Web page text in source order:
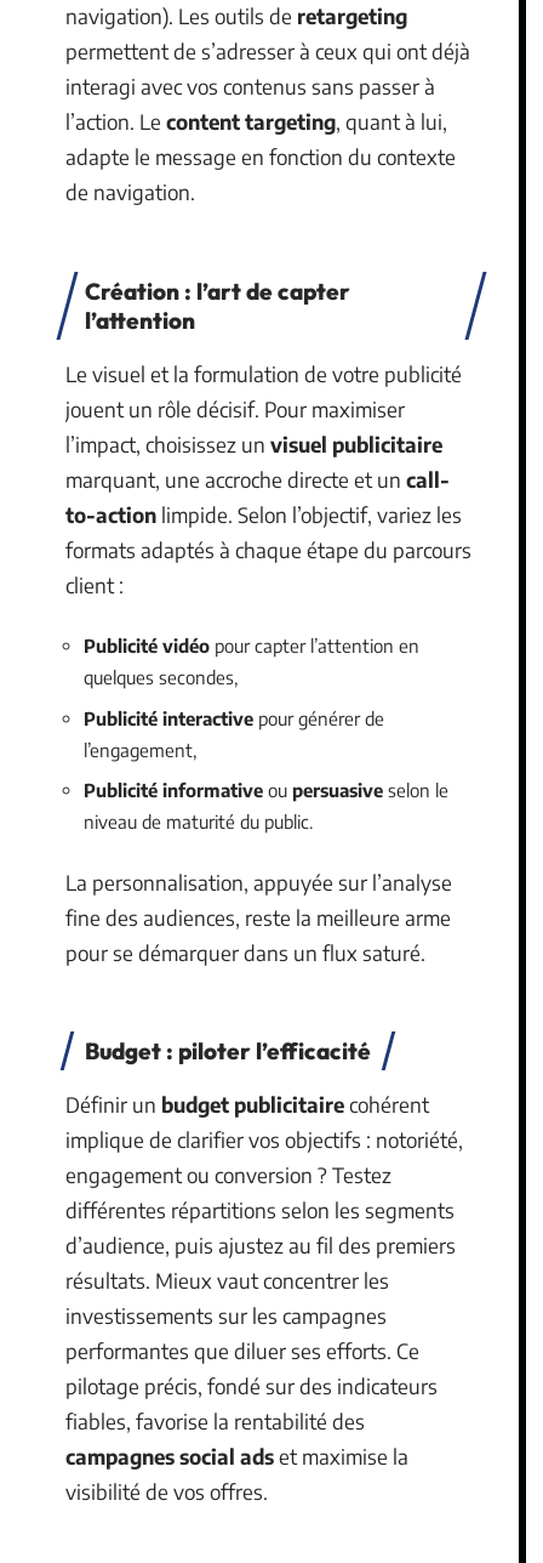
navigation). Les outils de retargeting
permettent de s’adresser à ceux qui ont déjà
interagi avec vos contenus sans passer à
l’action. Le content targeting, quant à lui,
adapte le message en fonction du contexte
de navigation.
Création : l’art de capter
l’attention
Le visuel et la formulation de votre publicité
jouent un rôle décisif. Pour maximiser
l’impact, choisissez un visuel publicitaire
marquant, une accroche directe et un call-
to-action limpide. Selon l’objectif, variez les
formats adaptés à chaque étape du parcours
client :
Publicité vidéo pour capter l’attention en
quelques secondes,
Publicité interactive pour générer de
l’engagement,
Publicité informative ou persuasive selon le
niveau de maturité du public.
La personnalisation, appuyée sur l’analyse
fine des audiences, reste la meilleure arme
pour se démarquer dans un flux saturé.
Budget : piloter l’efficacité
Définir un budget publicitairecohérent
implique de clarifier vos objectifs : notoriété,
engagement ou conversion ? Testez
différentes répartitions selon les segments
d’audience, puis ajustez au fil des premiers
résultats. Mieux vaut concentrer les
investissements sur les campagnes
performantes que diluer ses efforts. Ce
pilotage précis, fondé sur des indicateurs
fiables, favorise la rentabilité des
campagnes social adset maximise la
visibilité de vos offres.